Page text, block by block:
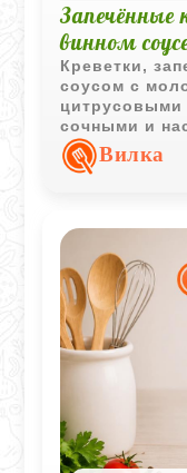
Запечённые
винном
Креветки,
соусом с
цитрусовыми
сочными и
Блюдо
ужина, так и
Вилка